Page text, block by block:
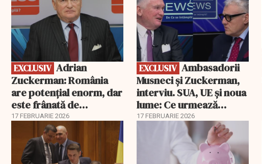
EXCLUSIV
Zuckerman: România
are potențial enorm, dar
este frânată de
corupție, companii de
stat și influența
propagandei ruse
17 FEBRUARIE 2026
EXCLUSIV Ambasadorii
Musneci și Zuckerman,
interviu. SUA, UE și noua
lume: Ce urmează
pentru România
17 FEBRUARIE 2026